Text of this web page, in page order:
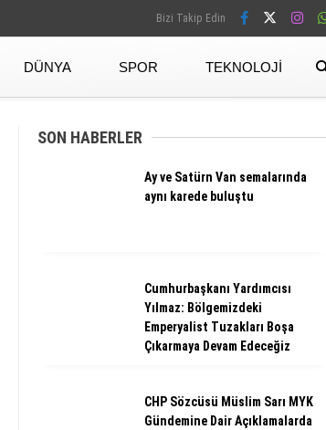
Bizi Takip Edin
DÜNYA SPOR TEKNOLOJI
SON HABERLER
Ay ve Satürn Van semalarında
aynı karede buluştu
Cumhurbaşkanı Yardımcısı
Yılmaz: Bölgemizdeki
Emperyalist Tuzakları Boşa
Çıkarmaya Devam Edeceğiz
CHP Sözcüsü Müslim Sarı MYK
Gündemine Dair Açıklamalarda